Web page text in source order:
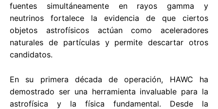
fuentes simultáneamente en rayos gamma y
neutrinos fortalece la evidencia de que ciertos
objetos astrofísicos actúan como aceleradores
naturales de partículas y permite descartar otros
candidatos.
En su primera década de operación, HAWC ha
demostrado ser una herramienta invaluable para la
astrofísica y la física fundamental. Desde la